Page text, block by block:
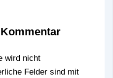
wird nicht
Felder sind mit